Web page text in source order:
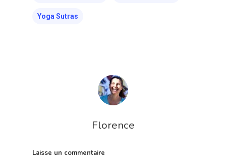
Yoga Sutras
Florence
Laisse un commentaire